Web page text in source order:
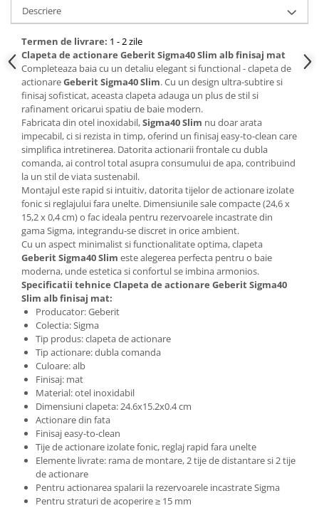
Descriere
Termen de livrare: 1 - 2 zile
Clapeta de actionare Geberit Sigma40 Slim alb finisaj mat
Completeaza baia cu un detaliu elegant si functional - clapeta de
actionareGeberit Sigma40 Slim. Cu un design ultra-subtire si
finisaj sofisticat, aceasta clapeta adauga un plus de stil si
rafinament oricarui spatiu de baie modern.
Fabricata din otel inoxidabil,Sigma40 Slim nu doar arata
impecabil, ci si rezista in timp, oferind un finisaj easy-to-clean care
simplifica intretinerea. Datorita actionarii frontale cu dubla
comanda, ai control total asupra consumului de apa, contribuind
la un stil de viata sustenabil.
Montajul este rapid si intuitiv, datorita tijelor de actionare izolate
fonic si reglajului fara unelte. Dimensiunile sale compacte (24,6 x
15,2 x 0,4 cm) o fac ideala pentru rezervoarele incastrate din
gama Sigma, integrandu-se discret in orice ambient.
Cu un aspect minimalist si functionalitate optima, clapeta
Geberit Sigma40 Slim este alegerea perfecta pentru o baie
moderna, unde estetica si confortul se imbina armonios.
Specificatii tehnice Clapeta de actionare Geberit Sigma40
Slim alb finisaj mat:
Producator: Geberit
Colectia: Sigma
Tip produs: clapeta de actionare
Tip actionare: dubla comanda
Culoare: alb
Finisaj: mat
Material: otel inoxidabil
Dimensiuni clapeta: 24.6x15.2x0.4 cm
Actionare din fata
Finisaj easy-to-clean
Tije de actionare izolate fonic, reglaj rapid fara unelte
Elemente livrate: rama de montare, 2 tije de distantare si 2 tije
de actionare
Pentru actionarea spalarii la rezervoarele incastrate Sigma
Pentru straturi de acoperire ≥ 15 mm